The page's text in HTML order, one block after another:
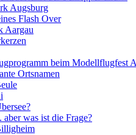
Augsburg
Flash Over
Aargau
beim Modellflugfest
Ortsnamen
aber was ist die Frage?